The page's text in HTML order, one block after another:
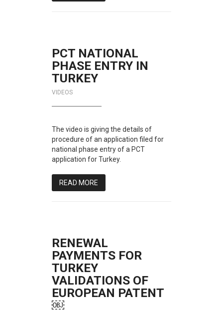
PCT NATIONAL
PHASE ENTRY IN
TURKEY
VIDEOS
The video is giving the details of
procedure of an application filed for
national phase entry of a PCT
application for Turkey.
READ MORE
RENEWAL
PAYMENTS FOR
TURKEY
VALIDATIONS OF
EUROPEAN PATENT
￼